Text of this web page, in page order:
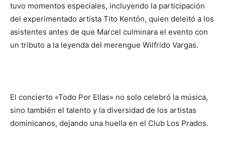
tuvo momentos especiales, incluyendo la participación
del experimentado artista Tito Kentón, quien deleitó a los
asistentes antes de que Marcel culminara el evento con
un tributo a la leyenda del merengue Wilfrido Vargas.
El concierto «Todo Por Ellas» no solo celebró la música,
sino también el talento y la diversidad de los artistas
dominicanos, dejando una huella en el Club Los Prados.